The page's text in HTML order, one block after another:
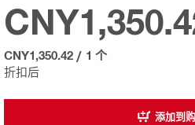
折扣后
CNY1,350.42 / 1 个
添加到